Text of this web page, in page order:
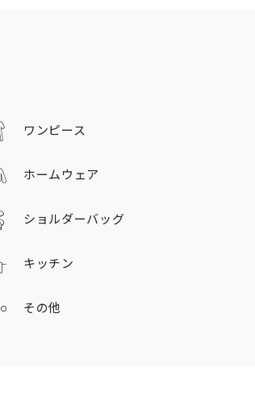
ワンピース
ホームウェア
ショルダーバッグ
キッチン
その他